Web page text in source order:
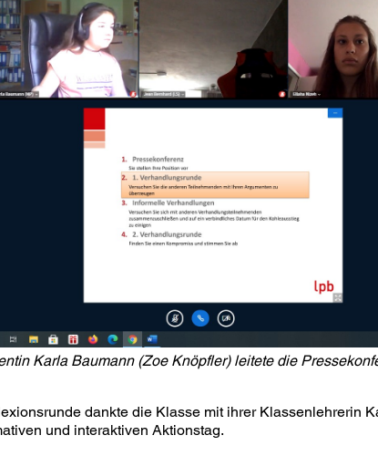
Karla Baumann (Zoe Knöpfler) leitete die
dankte die Klasse mit ihrer Klassenlehrerin
und interaktiven Aktionstag.